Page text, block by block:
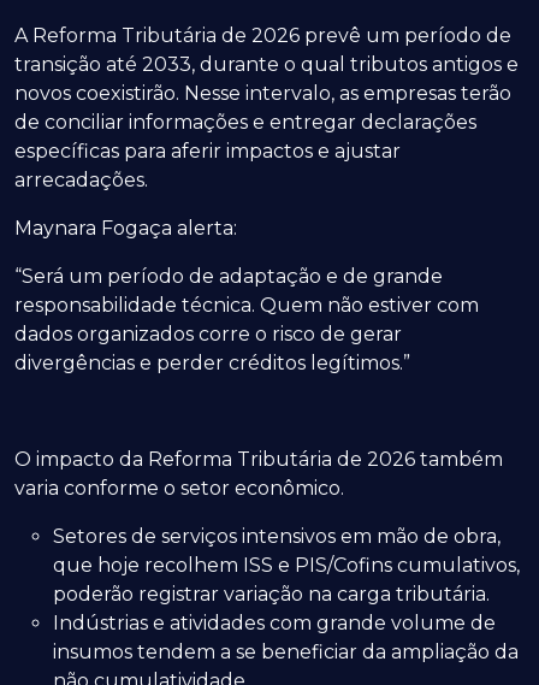
A Reforma Tributária de 2026 prevê um período de
transição até 2033, durante o qual tributos antigos e
novos coexistirão. Nesse intervalo, as empresas terão
de conciliar informações e entregar declarações
específicas para aferir impactos e ajustar
arrecadações.
Maynara Fogaça alerta:
“Será um período de adaptação e de grande
responsabilidade técnica. Quem não estiver com
dados organizados corre o risco de gerar
divergências e perder créditos legítimos.”
O impacto da Reforma Tributária de 2026 também
varia conforme o setor econômico.
Setores de serviços intensivos em mão de obra,
que hoje recolhem ISS e PIS/Cofins cumulativos,
poderão registrar variação na carga tributária.
Indústrias e atividades com grande volume de
insumos tendem a se beneficiar da ampliação da